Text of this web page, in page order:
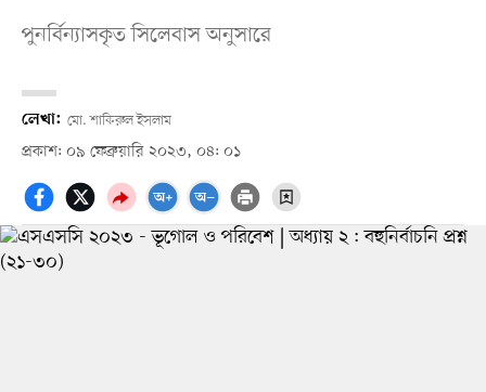
পুনর্বিন্যাসকৃত সিলেবাস অনুসারে
লেখা: মো. শাকিরুল ইসলাম
প্রকাশ: ০৯ ফেব্রুয়ারি ২০২৩, ০৪: ০১